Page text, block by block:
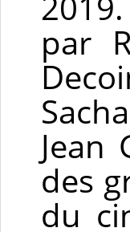
par
Jean
des
du